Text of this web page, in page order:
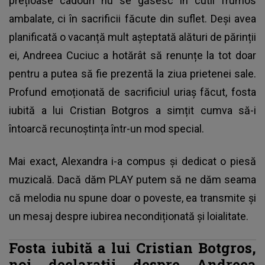
ambalate, ci în sacrificii făcute din suflet. Deși avea
planificată o vacanță mult așteptată alături de părinții
ei, Andreea Cuciuc a hotărât să renunțe la tot doar
pentru a putea să fie prezentă la ziua prietenei sale.
Profund emoționată de sacrificiul uriaș făcut, fosta
iubită a lui Cristian Botgros a simțit cumva să-i
întoarcă recunoștința într-un mod special.
Mai exact, Alexandra i-a compus și dedicat o piesă
muzicală. Dacă dăm PLAY putem să ne dăm seama
că melodia nu spune doar o poveste, ea transmite și
un mesaj despre iubirea necondiționată și loialitate.
Fosta iubită a lui Cristian Botgros,